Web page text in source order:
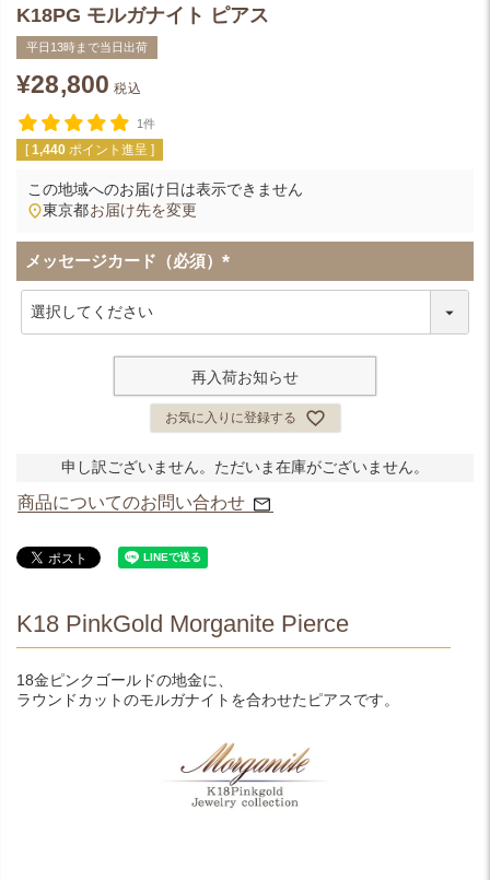
K18PG モルガナイト ピアス
平日13時まで当日出荷
¥28,800 税込
1件
[ 1,440 ポイント進呈 ]
この地域へのお届け日は表示できません
東京都お届け先を変更
メッセージカード（必須）
(
再入荷お知らせ
お気に入りに登録する
申し訳ございません。ただいま在庫がございません。
商品についてのお問い合わせ
K18 PinkGold Morganite Pierce
18金ピンクゴールドの地金に、
ラウンドカットのモルガナイトを合わせたピアスです。